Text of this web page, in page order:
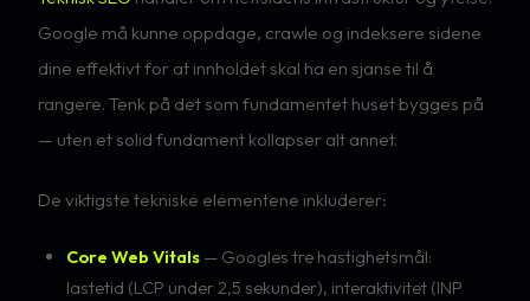
Google må kunne oppdage, crawle og indeksere sidene
dine effektivt for at innholdet skal ha en sjanse til å
rangere. Tenk på det som fundamentet huset bygges på
— uten et solid fundament kollapser alt annet.
De viktigste tekniske elementene inkluderer:
Core Web Vitals — Googles tre hastighetsmål:
lastetid (LCP under 2,5 sekunder), interaktivitet (INP